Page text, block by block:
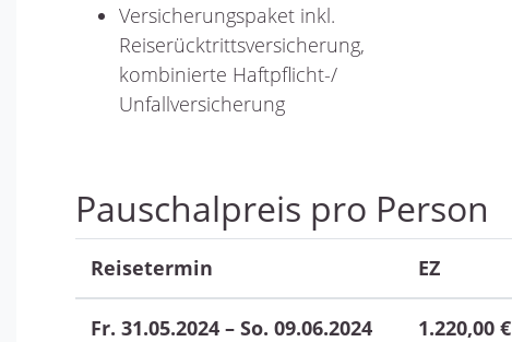
Versicherungspaket inkl.
Reiserücktrittsversicherung,
kombinierte Haftpflicht-/
Unfallversicherung
Pauschalpreis pro Person
Reisetermin EZ
Fr. 31.05.2024 – So. 09.06.2024
1.220,00 €